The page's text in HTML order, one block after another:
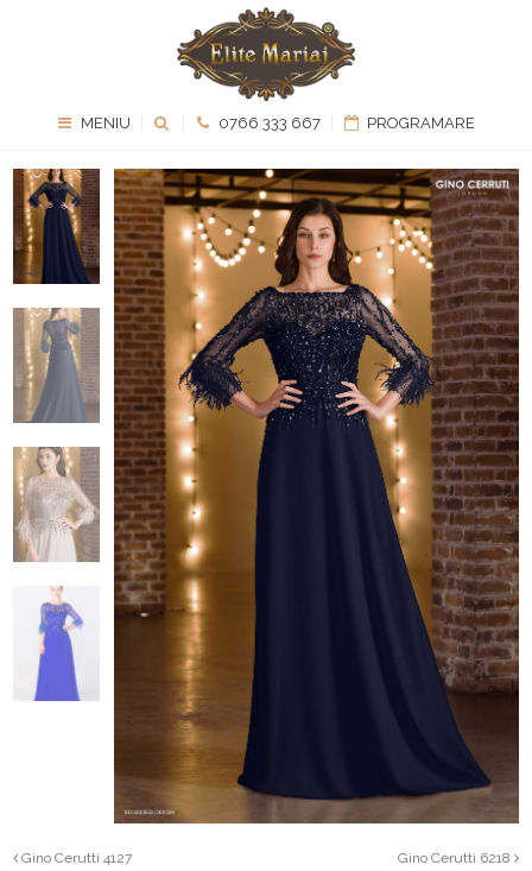
MENIU 0766 333 667 PROGRAMARE
Gino Cerutti 4127 Gino Cerutti 6218